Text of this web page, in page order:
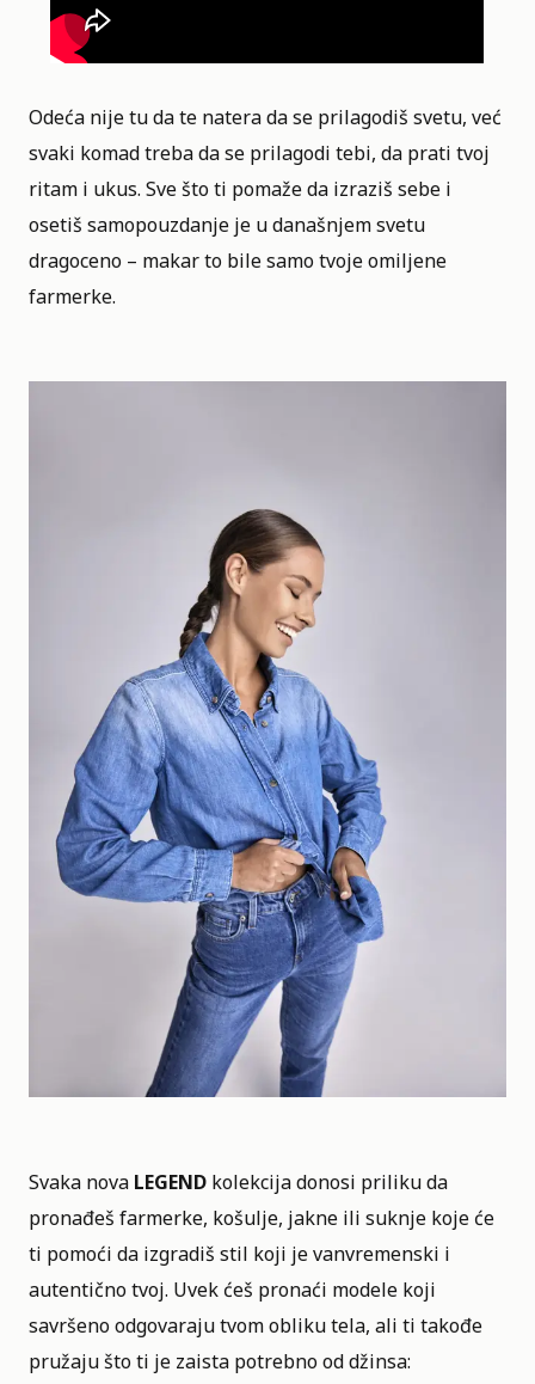
Odeća nije tu da te natera da se prilagodiš svetu, već
svaki komad treba da se prilagodi tebi, da prati tvoj
ritam i ukus. Sve što ti pomaže da izraziš sebe i
osetiš samopouzdanje je u današnjem svetu
dragoceno – makar to bile samo tvoje omiljene
farmerke.
Svaka nova LEGEND kolekcija donosi priliku da
pronađeš farmerke, košulje, jakne ili suknje koje će
ti pomoći da izgradiš stil koji je vanvremenski i
autentično tvoj. Uvek ćeš pronaći modele koji
savršeno odgovaraju tvom obliku tela, ali ti takođe
pružaju što ti je zaista potrebno od džinsa: